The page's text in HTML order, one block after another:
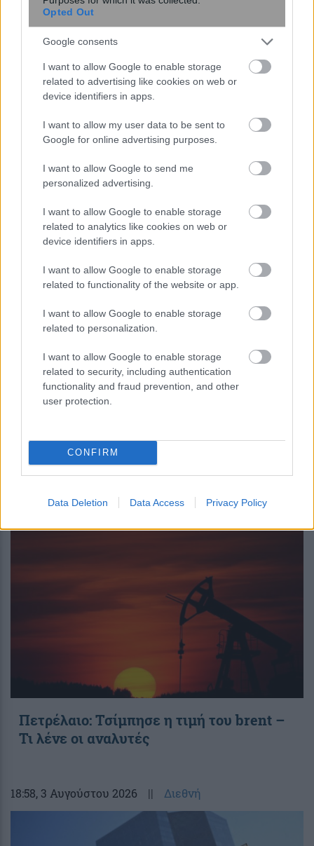
Opted Out
Google consents
I want to allow Google to enable storage
related to advertising like cookies on web or
device identifiers in apps.
I want to allow my user data to be sent to
Google for online advertising purposes.
I want to allow Google to send me
personalized advertising.
I want to allow Google to enable storage
related to analytics like cookies on web or
device identifiers in apps.
I want to allow Google to enable storage
related to functionality of the website or app.
I want to allow Google to enable storage
related to personalization.
I want to allow Google to enable storage
related to security, including authentication
functionality and fraud prevention, and other
user protection.
CONFIRM
Data Deletion Data Access Privacy Policy
Το Google Assistant αποσύρεται από
τα Android τηλέφωνα τον Σεπτέμβριο
Μικροσκοπικό σύστημα λέιζερ
θεμελιώδους φυσικής στο διάστημα
περισσότερα
, 4 Αυγούστου 2026 Διεθνή
Πετρέλαιο: Τσίμπησε η τιμή του brent –
Τι λένε οι αναλυτές
18:58, 3 Αυγούστου 2026 || Διεθνή